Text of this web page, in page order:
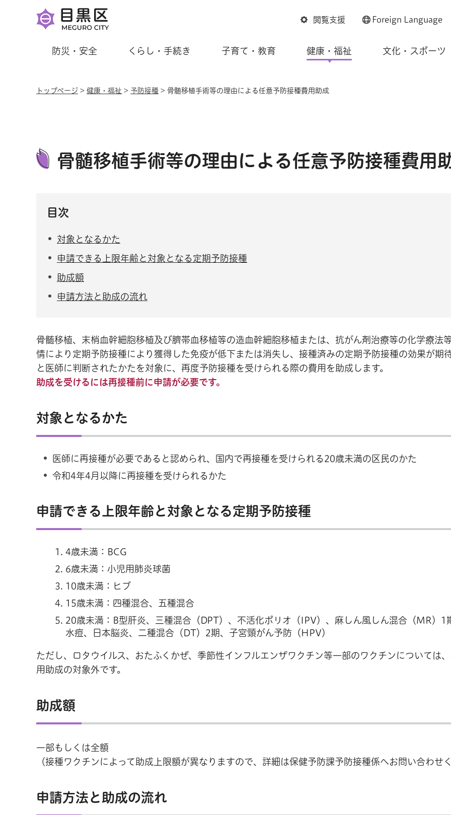
閲覧支援 Foreign Language
防災・安全 くらし・手続き 子育て・教育 健康・福祉 文化・スポーツ
トップページ > 健康・福祉 > 予防接種 > 骨髄移植手術等の理由による任意予防接種費用助成
骨髄移植手術等の理由による任意予防接種費用
目次
対象となるかた
申請できる上限年齢と対象となる定期予防接種
助成額
申請方法と助成の流れ
骨髄移植、末梢血幹細胞移植及び臍帯血移植等の造血幹細胞移植または、抗がん剤治療等の化学療法
情により定期予防接種により獲得した免疫が低下または消失し、接種済みの定期予防接種の効果が期
と医師に判断されたかたを対象に、再度予防接種を受けられる際の費用を助成します。
助成を受けるには再接種前に申請が必要です。
対象となるかた
医師に再接種が必要であると認められ、国内で再接種を受けられる20歳未満の区民のかた
令和4年4月以降に再接種を受けられるかた
申請できる上限年齢と対象となる定期予防接種
4歳未満：BCG
6歳未満：小児用肺炎球菌
10歳未満：ヒブ
15歳未満：四種混合、五種混合
20歳未満：B型肝炎、三種混合（DPT）、不活化ポリオ（IPV）、麻しん風しん混合（MR）1
水痘、日本脳炎、二種混合（DT）2期、子宮頸がん予防（HPV）
ただし、ロタウイルス、おたふくかぜ、季節性インフルエンザワクチン等一部のワクチンについては
用助成の対象外です。
助成額
一部もしくは全額
（接種ワクチンによって助成上限額が異なりますので、詳細は保健予防課予防接種係へお問い合わせく
申請方法と助成の流れ